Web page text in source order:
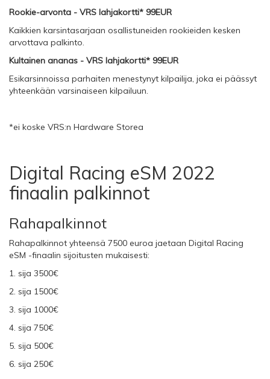
Rookie-arvonta - VRS lahjakortti* 99EUR
Kaikkien karsintasarjaan osallistuneiden rookieiden kesken
arvottava palkinto.
Kultainen ananas - VRS lahjakortti* 99EUR
Esikarsinnoissa parhaiten menestynyt kilpailija, joka ei päässyt
yhteenkään varsinaiseen kilpailuun.
*ei koske VRS:n Hardware Storea
Digital Racing eSM 2022
finaalin palkinnot
Rahapalkinnot
Rahapalkinnot yhteensä 7500 euroa jaetaan Digital Racing
eSM -finaalin sijoitusten mukaisesti:
1. sija 3500€
2. sija 1500€
3. sija 1000€
4. sija 750€
5. sija 500€
6. sija 250€